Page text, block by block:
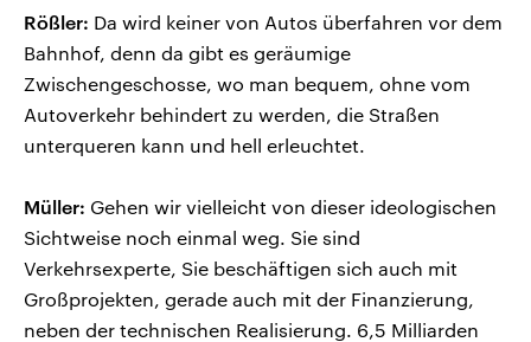
Rößler: Da wird keiner von Autos überfahren vor dem
Bahnhof, denn da gibt es geräumige
Zwischengeschosse, wo man bequem, ohne vom
Autoverkehr behindert zu werden, die Straßen
unterqueren kann und hell erleuchtet.
Müller: Gehen wir vielleicht von dieser ideologischen
Sichtweise noch einmal weg. Sie sind
Verkehrsexperte, Sie beschäftigen sich auch mit
Großprojekten, gerade auch mit der Finanzierung,
neben der technischen Realisierung. 6,5 Milliarden